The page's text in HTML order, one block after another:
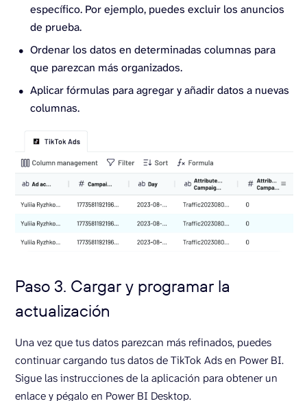
específico. Por ejemplo, puedes excluir los anuncios
de prueba.
Ordenar los datos en determinadas columnas para
que parezcan más organizados.
Aplicar fórmulas para agregar y añadir datos a nuevas
columnas.
Paso 3. Cargar y programar la
actualización
Una vez que tus datos parezcan más refinados, puedes
continuar cargando tus datos de TikTok Ads en Power BI.
Sigue las instrucciones de la aplicación para obtener un
enlace y pégalo en Power BI Desktop.